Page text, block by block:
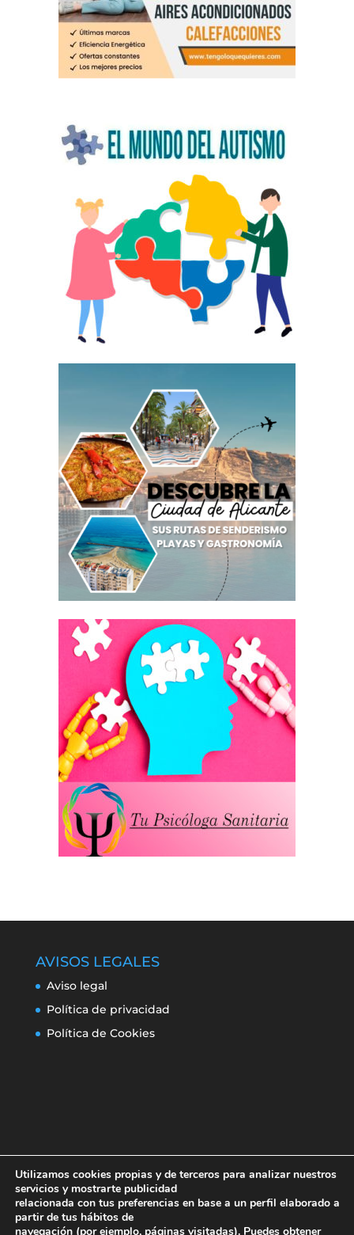
AVISOS LEGALES
Aviso legal
Política de privacidad
Política de Cookies
Utilizamos cookies propias y de terceros para analizar nuestros
servicios y mostrarte publicidad
relacionada con tus preferencias en base a un perfil elaborado a
partir de tus hábitos de
navegación (por ejemplo, páginas visitadas). Puedes obtener